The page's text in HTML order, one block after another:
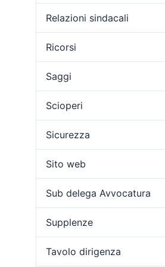
Relazioni sindacali
Ricorsi
Saggi
Scioperi
Sicurezza
Sito web
Sub delega Avvocatura
Supplenze
Tavolo dirigenza